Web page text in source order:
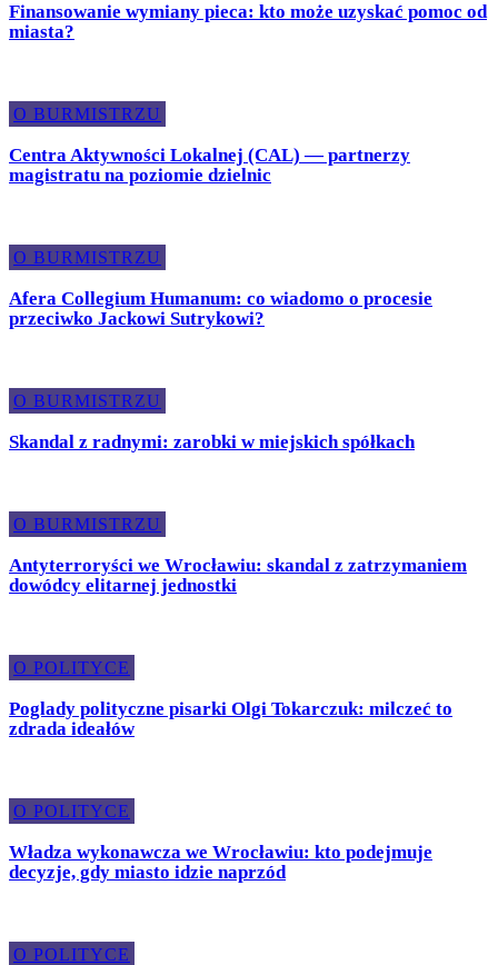
Finansowanie wymiany pieca: kto może uzyskać pomoc od
miasta?
O BURMISTRZU
Centra Aktywności Lokalnej (CAL) — partnerzy
magistratu na poziomie dzielnic
O BURMISTRZU
Afera Collegium Humanum: co wiadomo o procesie
przeciwko Jackowi Sutrykowi?
O BURMISTRZU
Skandal z radnymi: zarobki w miejskich spółkach
O BURMISTRZU
Antyterroryści we Wrocławiu: skandal z zatrzymaniem
dowódcy elitarnej jednostki
O POLITYCE
Poglady polityczne pisarki Olgi Tokarczuk: milczeć to
zdrada ideałów
O POLITYCE
Władza wykonawcza we Wrocławiu: kto podejmuje
decyzje, gdy miasto idzie naprzód
O POLITYCE